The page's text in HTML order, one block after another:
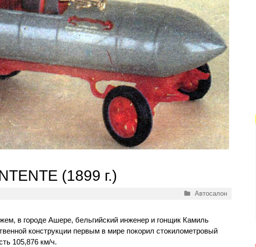
(1899 г.)
Рубрики
Автосалон
в городе Ашере, бельгийский инженер и гонщик Камиль
конструкции первым в мире покорил стокилометровый
105,876 км/ч.